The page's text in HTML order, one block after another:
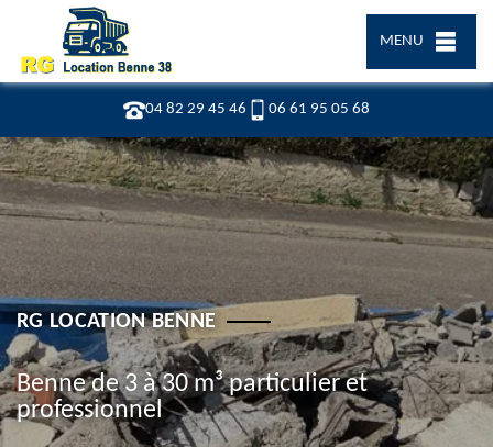
04 82 29 45 46 06 61 95 05 68
MENU
RG LOCATION BENNE
Benne de 3 à 30 m³ particulier et
professionnel